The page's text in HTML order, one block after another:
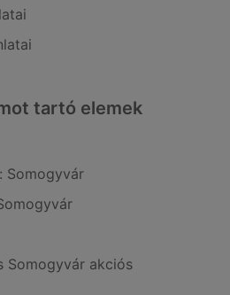
tartó elemek
Somogyvár
Somogyvár akciós